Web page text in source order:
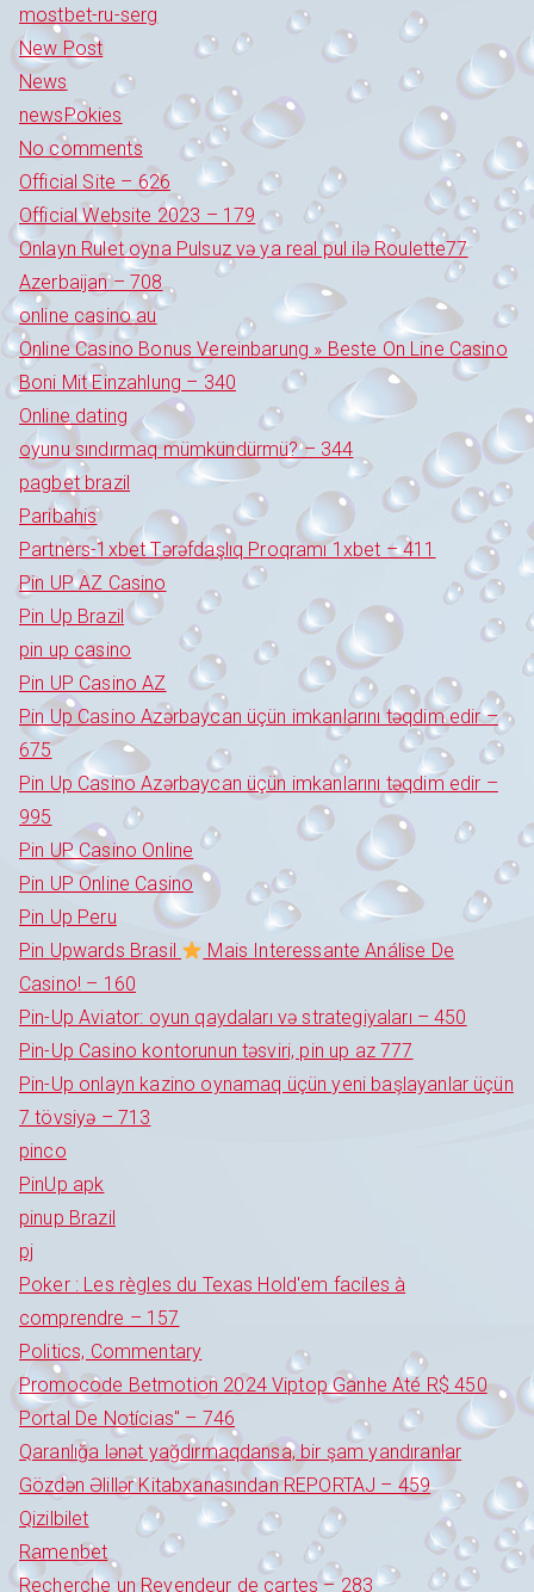
mostbet-ru-serg
New Post
News
newsPokies
No comments
Official Site – 626
Official Website 2023 – 179
Onlayn Rulet oyna Pulsuz və ya real pul ilə Roulette77
Azerbaijan – 708
online casino au
Online Casino Bonus Vereinbarung » Beste On Line Casino
Boni Mit Einzahlung – 340
Online dating
oyunu sındırmaq mümkündürmü? – 344
pagbet brazil
Paribahis
Partners-1xbet Tərəfdaşlıq Proqramı 1xbet – 411
Pin UP AZ Casino
Pin Up Brazil
pin up casino
Pin UP Casino AZ
Pin Up Casino Azərbaycan üçün imkanlarını təqdim edir –
675
Pin Up Casino Azərbaycan üçün imkanlarını təqdim edir –
995
Pin UP Casino Online
Pin UP Online Casino
Pin Up Peru
Pin Upwards Brasil
Mais Interessante Análise De
Casino! – 160
Pin-Up Aviator: oyun qaydaları və strategiyaları – 450
Pin-Up Casino kontorunun təsviri, pin up az 777
Pin-Up onlayn kazino oynamaq üçün yeni başlayanlar üçün
7 tövsiyə – 713
pinco
PinUp apk
pinup Brazil
pj
Poker : Les règles du Texas Hold'em faciles à
comprendre – 157
Politics, Commentary
Promocode Betmotion 2024 Viptop Ganhe Até R$ 450
Portal De Notícias" – 746
Qaranlığa lənət yağdırmaqdansa, bir şam yandıranlar
Gözdən Əlillər Kitabxanasından REPORTAJ – 459
Qizilbilet
Ramenbet
Recherche un Revendeur de cartes – 283